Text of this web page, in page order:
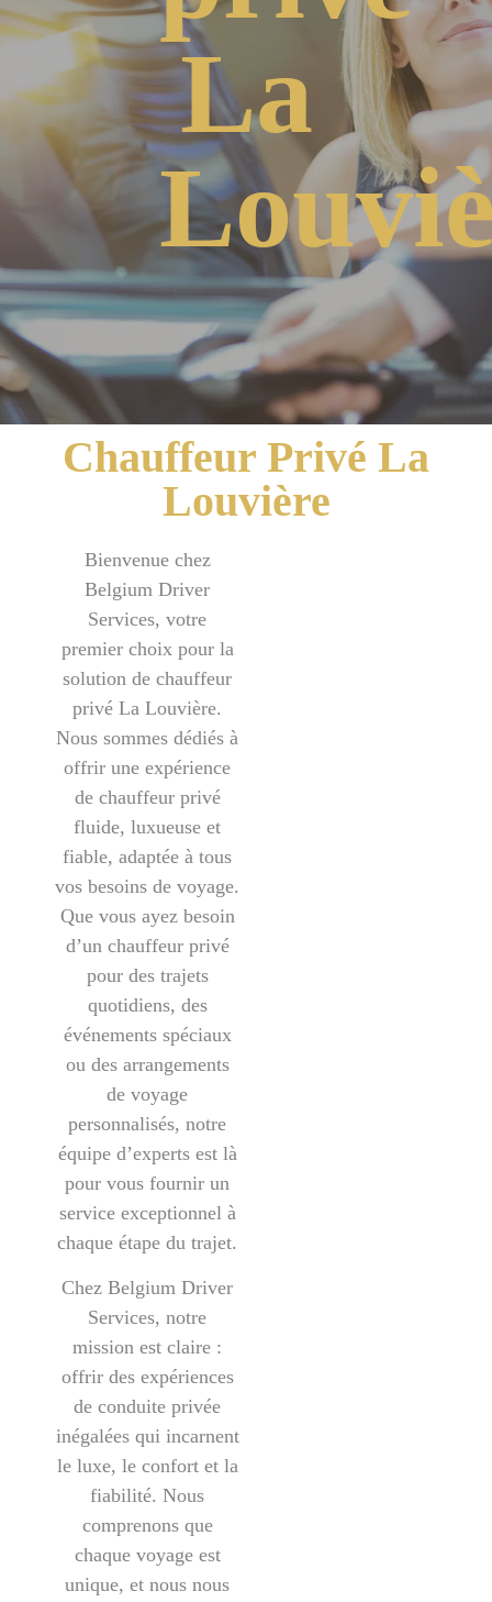
La
Chauffeur Privé La
Louvière
Bienvenue chez
Belgium Driver
Services, votre
premier choix pour la
solution dechauffeur
privé La Louvière.
Nous sommes dédiés à
offrir une expérience
de chauffeur privé
fluide, luxueuse et
fiable, adaptée à tous
vos besoins de voyage.
Que vous ayez besoin
d’un chauffeur privé
pour des trajets
quotidiens, des
événements spéciaux
ou des arrangements
de voyage
personnalisés, notre
équipe d’experts est là
pour vous fournir un
service exceptionnel à
chaque étape du trajet.
ChezBelgium Driver
Services, notre
mission est claire :
offrir des expériences
de conduite privée
inégalées qui incarnent
le luxe, le confort et la
fiabilité. Nous
comprenons que
chaque voyage est
unique, et nous nous